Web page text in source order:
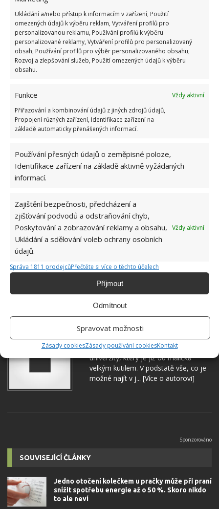
Ukládání a/nebo přístup k informacím v zařízení, Použití
omezených údajů k výběru reklam, Vytváření profilů pro
personalizovanou reklamu, Používání profilů k výběru
personalizované reklamy, Vytváření profilů pro personalizovaný
obsah, Používání profilů pro výběr personalizovaného obsahu,
Rozvoj a zlepšování služeb, Použití omezených údajů k výběru
obsahu.
Funkce
Vždy aktivní
Přiřazování a kombinování údajů z jiných zdrojů údajů,
Propojení různých zařízení, Identifikace zařízení na
základě automaticky přenášených informací.
Používání přesných údajů o zeměpisné poloze,
Identifikace zařízení na základě aktivně vyžádaných
informací.
Zajištění bezpečnosti, předcházení a
zjišťování podvodů a odstraňování chyb,
Poskytování a zobrazování reklamy a obsahu,
Ukládání a sdělování voleb ochrany osobních
údajů.
Vždy aktivní
Správa 1811 prodejcůPřečtěte si více o těchto účelech
Příjmout
Odmítnout
Spravovat možnosti
Zásady cookiesZásady používání cookiesKontakt
samotným bubnem pračky. Tenby tak mohl být
nejohroženější částí celého zařízení, kterou byste
měli čistit nejčastěji a pravidelně udržovat. Pomoci
by vám mohla kyselina citronová nebo ocet, ty
vložíte dovnitř a pračku pustíte na prázdno při vyšší
POTÍŽE S PRAČKOU PRAČKA PRÁDLO
Jiří Kolář
Absolvent České zemědělské
univerzity, který je již od malička
velkým kutilem. V podstatě vše, co je
možné najít v j... [Více o autorovi]
SOUVISEJÍCÍ ČLÁNKY
Jedno otočení kolečkem u pračky může při praní
snížit spotřebu energie až o 50 %. Skoro nikdo
to ale neví